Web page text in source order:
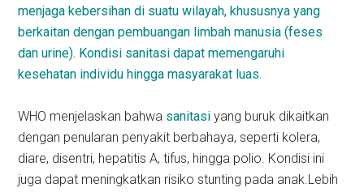
menjaga kebersihan di suatu wilayah, khususnya yang
berkaitan dengan pembuangan limbah manusia (feses
dan urine). Kondisi sanitasi dapat memengaruhi
kesehatan individu hingga masyarakat luas.
WHO menjelaskan bahwa sanitasiyang buruk dikaitkan
dengan penularan penyakit berbahaya, seperti kolera,
diare, disentri, hepatitis A, tifus, hingga polio. Kondisi ini
juga dapat meningkatkan risiko stunting pada anak.Lebih